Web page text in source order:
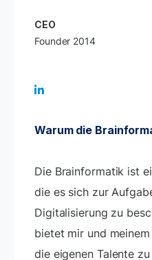
CEO
Founder 2014
Warum die
Die Brainformatik ist
die es sich zur
Digitalisierung zu
bietet mir und
die eigenen Talente